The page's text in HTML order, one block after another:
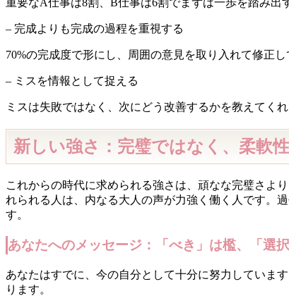
重要なA仕事は8割、B仕事は6割でまずは一歩を踏み出
– 完成よりも完成の過程を重視する
70%の完成度で形にし、周囲の意見を取り入れて修正
– ミスを情報として捉える
ミスは失敗ではなく、次にどう改善するかを教えてく
新しい強さ：完璧ではなく、柔軟
これからの時代に求められる強さは、頑なな完璧さよ
れられる人は、内なる大人の声が力強く働く人です。
す。
あなたへのメッセージ：「べき」は檻、「選
あなたはすでに、今の自分として十分に努力していま
ります。